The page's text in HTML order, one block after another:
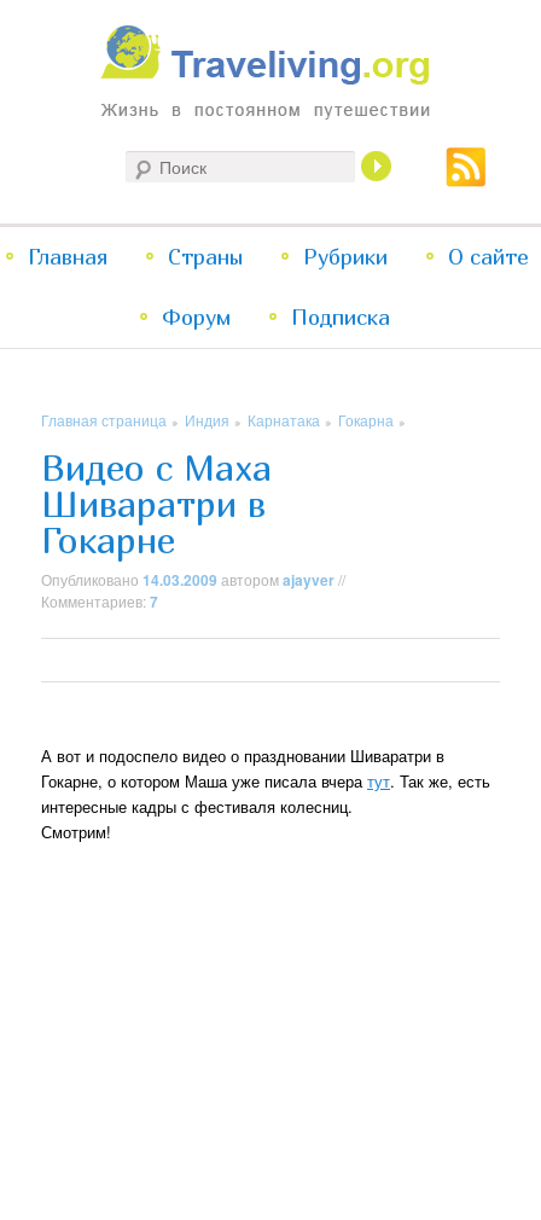
Traveliving
Жизнь в постоянном путешествии
меню
Перейти
к
Перейти
к
Главная Страны Рубрики О сайте
Форум Подписка
Главная страница » Индия » Карнатака » Гокарна »
Видео с Маха
Шиваратри в
Гокарне
Опубликовано 14.03.2009 авторомajayver//
Комментариев:7
А вот и подоспело видео о праздновании Шиваратри в
Гокарне, о котором Маша уже писала вчератут. Так же, есть
интересные кадры с фестиваля колесниц.
Смотрим!